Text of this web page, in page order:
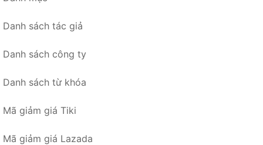
Danh sách tác giả
Danh sách công ty
Danh sách từ khóa
Mã giảm giá Tiki
Mã giảm giá Lazada